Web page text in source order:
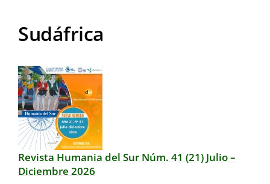
Sudáfrica
Revista Humania del Sur Núm. 41 (21) Julio –
Diciembre 2026